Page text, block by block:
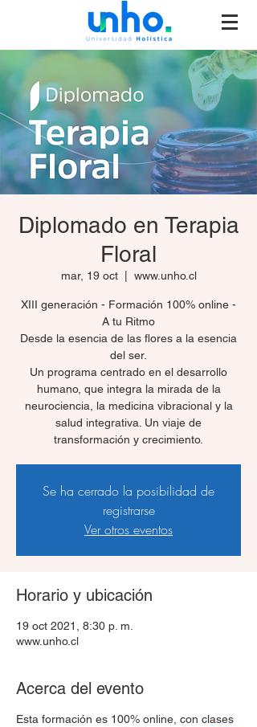
Diplomado en Terapia
Floral
mar, 19 oct
  |
www.unho.cl
XIII generación - Formación 100% online -
A tu Ritmo
Desde la esencia de las flores a la esencia
del ser.
Un programa centrado en el desarrollo
humano, que integra la mirada de la
neurociencia, la medicina vibracional y la
salud integrativa. Un viaje de
transformación y crecimiento.
Se ha cerrado la posibilidad de
registrarse
Ver otros eventos
Horario y ubicación
19 oct 2021, 8:30 p. m.
www.unho.cl
Acerca del evento
Esta formación es 100% online, con clases